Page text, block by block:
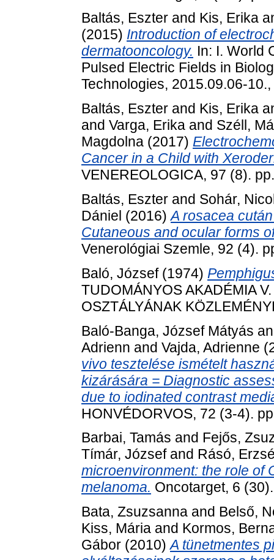
Baltás, Eszter and Kis, Erika
(2015) Introduction of
dermatooncology. In: I. World
Pulsed Electric Fields in
Technologies, 2015.09.06-
Baltás, Eszter and Kis, Erika
and Varga, Erika and Széll,
Magdolna (2017)
Cancer in a Child with
VENEREOLOGICA, 97 (8).
Baltás, Eszter and Sohár,
Dániel (2016)A rosacea
Cutaneous and ocular forms
Venerológiai Szemle, 92 (4).
Baló, József(1974)
TUDOMÁNYOS AKADÉMIA
OSZTÁLYÁNAK
Baló-Banga, József Mátyás
Adrienn and Vajda, Adrienne
vivo tesztelése ismételt
kizárására = Diagnostic
due to iodinated contrast
HONVÉDORVOS, 72 (3-4).
Barbai, Tamás and Fejős,
Tímár, Józsefand Rásó,
microenvironment: the role of
melanoma. Oncotarget, 6
Bata, Zsuzsanna and Belső,
Kiss, Mária and Kormos,
Gábor (2010)A tünetmentes